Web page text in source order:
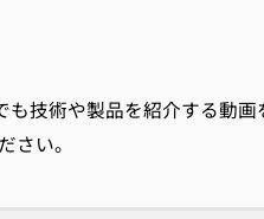
技術や製品を紹介する動
さい。